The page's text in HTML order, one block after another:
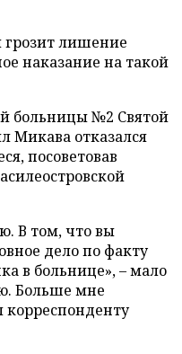
грозит лишение
наказание на такой
больницы №2 Святой
Микава отказался
посоветовав
В том, что вы
дело по факту
в больнице», – мало
Больше мне
корреспонденту